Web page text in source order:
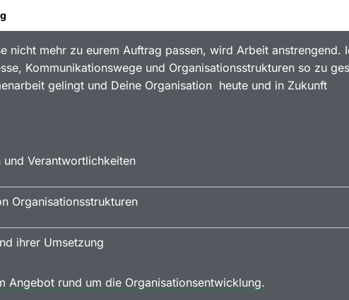
nicht mehr zu eurem Auftrag passen, wird Arbeit anstrengend.
Kommunikationswege und Organisationsstrukturen so zu
gelingt und Deine Organisation heute und in Zukunft
und Verantwortlichkeiten
Organisationsstrukturen
ihrer Umsetzung
Angebot rund um die Organisationsentwicklung.